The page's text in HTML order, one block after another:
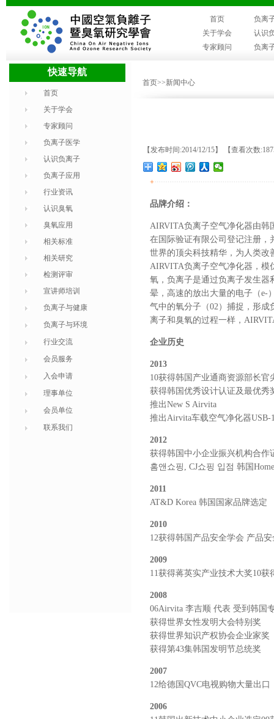
首页
负离
关于学会
认识
专家顾问
负离
快速导航
首页
关于学会
专家顾问
负离子医学
认识负离子
负离子应用
行业资讯
认识臭氧
臭氧应用
相关标准
相关研究
检测评审
宣讲师培训
负离子与健康
负离子与环境
行业交流
会员服务
入会申请
理事单位
会员单位
联系我们
首页>>新闻中心
【发布时间:2014/12/15】 【查看次数
+
品牌介绍：
AIRVITA负离子空气净化器由韩
在国际验证有限公司登记注册，
世界的顶尖科技精华，为人类改
AIRVITA负离子空气净化器，模
氧，负离子是通过负离子发生器
晕，高速的放出大量的电子（e-
气中的氧分子（02）捕捉，形
离子和臭氧的过程一样，
企业历史
2013
10获得韩国产业通商资源部长官
获得韩国优秀设计认证及最优秀
推出New S Airvita
推出Airvita车载空气净化器
2012
获得韩国中小企业振兴机构合作
홈앤쇼핑, CJ쇼핑 입점 韩国
2011
AT&D Korea 韩国国家品牌选定
2010
12获得韩国产品安全学会 产品
2009
11获得蒋英实产业技术大奖10
2008
06Airvita 李吉顺 代表 受到韩国
获得世界女性发明大会特别奖
获得世界知识产权协会企业家奖
获得第43集韩国发明节总统奖
2007
12给德国QVC电视购物大量出口
2006